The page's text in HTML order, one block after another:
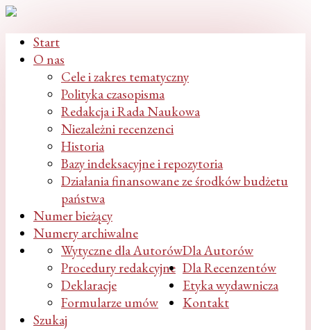
Start
O nas
Cele i zakres tematyczny
Polityka czasopisma
Redakcja i Rada Naukowa
Niezależni recenzenci
Historia
Bazy indeksacyjne i repozytoria
Działania finansowane ze środków budżetu
państwa
Numer bieżący
Numery archiwalne
Dla Autorów
Wytyczne dla Autorów
Procedury redakcyjne
Deklaracje
Formularze umów
Dla Recenzentów
Etyka wydawnicza
Kontakt
Szukaj